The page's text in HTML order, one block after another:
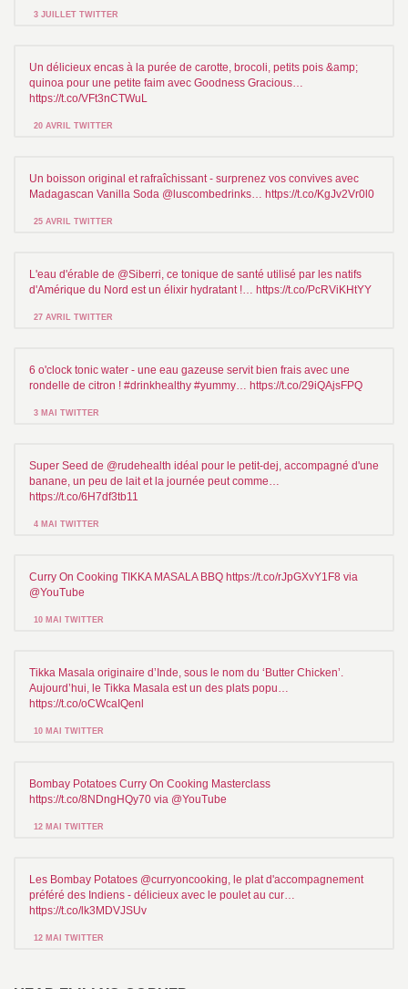
3 JUILLET TWITTER
Un délicieux encas à la purée de carotte, brocoli, petits pois &amp;
quinoa pour une petite faim avec Goodness Gracious…
https://t.co/VFt3nCTWuL
20 AVRIL TWITTER
Un boisson original et rafraîchissant - surprenez vos convives avec
Madagascan Vanilla Soda @luscombedrinks… https://t.co/KgJv2Vr0l0
25 AVRIL TWITTER
L'eau d'érable de @Siberri, ce tonique de santé utilisé par les natifs
d'Amérique du Nord est un élixir hydratant !… https://t.co/PcRViKHtYY
27 AVRIL TWITTER
6 o'clock tonic water - une eau gazeuse servit bien frais avec une
rondelle de citron ! #drinkhealthy #yummy… https://t.co/29iQAjsFPQ
3 MAI TWITTER
Super Seed de @rudehealth idéal pour le petit-dej, accompagné d'une
banane, un peu de lait et la journée peut comme…
https://t.co/6H7df3tb11
4 MAI TWITTER
Curry On Cooking TIKKA MASALA BBQ https://t.co/rJpGXvY1F8 via
@YouTube
10 MAI TWITTER
Tikka Masala originaire d’Inde, sous le nom du ‘Butter Chicken’.
Aujourd’hui, le Tikka Masala est un des plats popu…
https://t.co/oCWcaIQenl
10 MAI TWITTER
Bombay Potatoes Curry On Cooking Masterclass
https://t.co/8NDngHQy70 via @YouTube
12 MAI TWITTER
Les Bombay Potatoes @curryoncooking, le plat d'accompagnement
préféré des Indiens - délicieux avec le poulet au cur…
https://t.co/lk3MDVJSUv
12 MAI TWITTER